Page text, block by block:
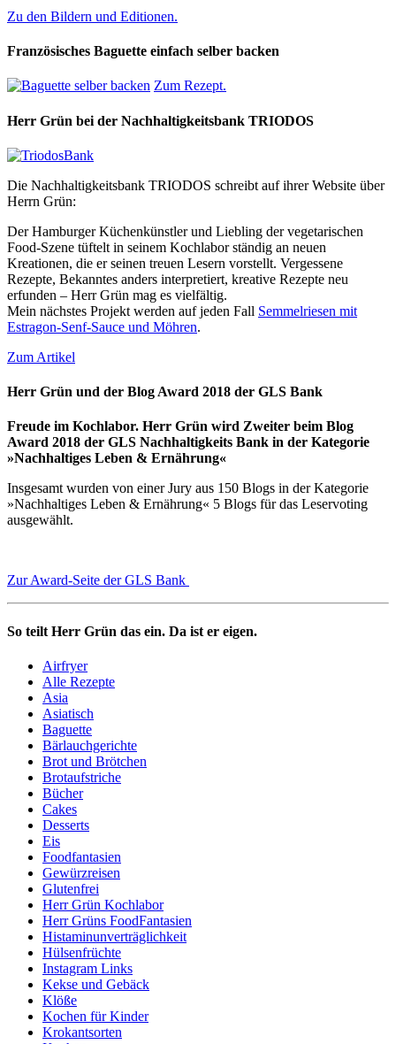
Zu den Bildern und Editionen.
Französisches Baguette einfach selber backen
Zum Rezept.
Herr Grün bei der Nachhaltigkeitsbank TRIODOS
Die Nachhaltigkeitsbank TRIODOS schreibt auf ihrer Website über
Herrn Grün:
Der Hamburger Küchenkünstler und Liebling der vegetarischen
Food-Szene tüftelt in seinem Kochlabor ständig an neuen
Kreationen, die er seinen treuen Lesern vorstellt. Vergessene
Rezepte, Bekanntes anders interpretiert, kreative Rezepte neu
erfunden – Herr Grün mag es vielfältig.
Mein nächstes Projekt werden auf jeden Fall Semmelriesen mit
Estragon-Senf-Sauce und Möhren.
Zum Artikel
Herr Grün und der Blog Award 2018 der GLS Bank
Freude im Kochlabor. Herr Grün wird Zweiter beim Blog
Award 2018 der GLS Nachhaltigkeits Bank in der Kategorie
»Nachhaltiges Leben & Ernährung«
Insgesamt wurden von einer Jury aus 150 Blogs in der Kategorie
»Nachhaltiges Leben & Ernährung« 5 Blogs für das Leservoting
ausgewählt.
Zur Award-Seite der GLS Bank
So teilt Herr Grün das ein. Da ist er eigen.
Airfryer
Alle Rezepte
Asia
Asiatisch
Baguette
Bärlauchgerichte
Brot und Brötchen
Brotaufstriche
Bücher
Cakes
Desserts
Eis
Foodfantasien
Gewürzreisen
Glutenfrei
Herr Grün Kochlabor
Herr Grüns FoodFantasien
Histaminunverträglichkeit
Hülsenfrüchte
Instagram Links
Kekse und Gebäck
Klöße
Kochen für Kinder
Krokantsorten